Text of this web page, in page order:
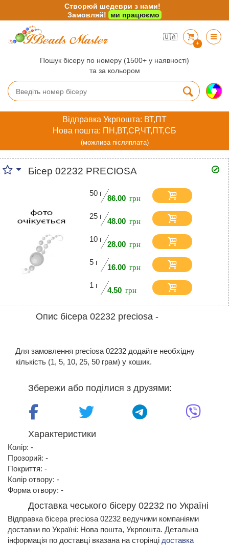
🇺🇦
+
Пошук бісеру по номеру (1500+ у наявності)
та за кольором
Відправка Укрпошта: ВТ,ПТ
Нова пошта: ПН,ВТ,СР,ЧТ,ПТ,СБ
(можлива післяплата)
Бісер 02232 PRECIOSA
50 г
86.00
25 г
48.00
10 г
28.00
5 г
16.00
1 г
4.50
Опис бісера 02232 preciosa -
Для замовлення preciosa 02232 додайте необхідну
кількість (1, 5, 10, 25, 50 грам) у кошик.
Збережи або поділися з друзями:
Характеристики
Колір: -
Прозорий: -
Покриття: -
Колір отвору: -
Форма отвору: -
Доставка чеського бісеру 02232 по Україні
Відправка бісера preciosa 02232 ведучими компаніями
доставки по Україні: Нова пошта, Укрпошта. Детальна
інформація по доставці вказана на сторінці доставка
Створюй шедеври з нами!
Замовляй!
ми працюємо